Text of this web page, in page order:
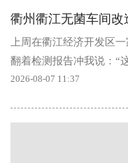
衢州衢江无菌车间改
上周在衢江经济开发区
翻着检测报告冲我说：“
厂的十万级无菌车间刚改
2026-08-07 11:37